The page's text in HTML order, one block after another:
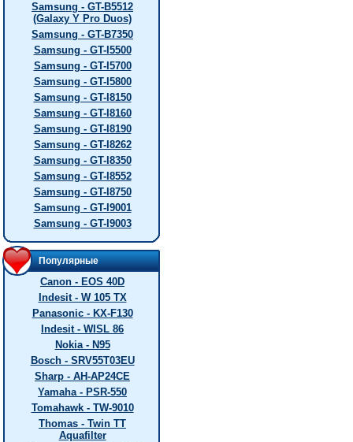
Samsung - GT-B5512
(Galaxy Y Pro Duos)
Samsung - GT-B7350
Samsung - GT-I5500
Samsung - GT-I5700
Samsung - GT-I5800
Samsung - GT-I8150
Samsung - GT-I8160
Samsung - GT-I8190
Samsung - GT-I8262
Samsung - GT-I8350
Samsung - GT-I8552
Samsung - GT-I8750
Samsung - GT-I9001
Samsung - GT-I9003
Популярные
Canon - EOS 40D
Indesit - W 105 TX
Panasonic - KX-F130
Indesit - WISL 86
Nokia - N95
Bosch - SRV55T03EU
Sharp - AH-AP24CE
Yamaha - PSR-550
Tomahawk - TW-9010
Thomas - Twin TT
Aquafilter